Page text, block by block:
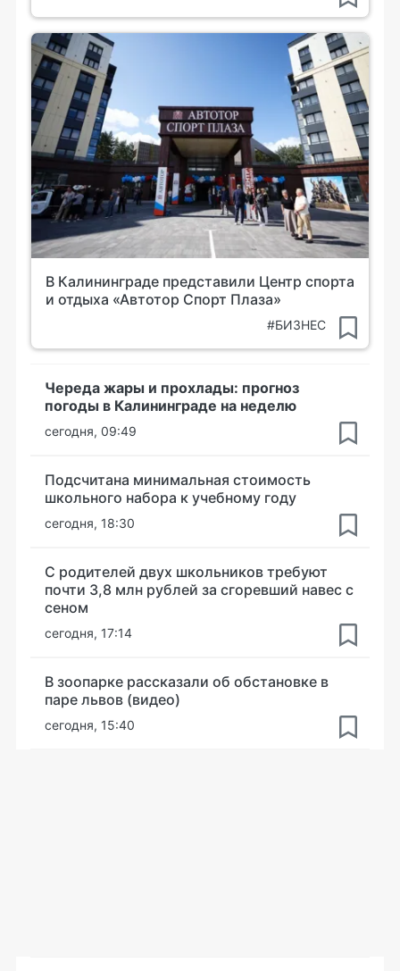
В Калининграде представили Центр спорта
и отдыха «Автотор Спорт Плаза»
#БИЗНЕС
Череда жары и прохлады: прогноз
погоды в Калининграде на неделю
сегодня, 09:49
Подсчитана минимальная стоимость
школьного набора к учебному году
сегодня, 18:30
С родителей двух школьников требуют
почти 3,8 млн рублей за сгоревший навес с
сеном
сегодня, 17:14
В зоопарке рассказали об обстановке в
паре львов (видео)
сегодня, 15:40